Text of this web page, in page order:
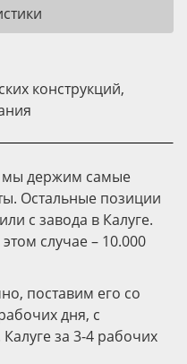
конструкций,
мы держим самые
Остальные позиции
с завода в Калуге.
случае – 10.000
поставим его со
дня, с
за 3-4 рабочих